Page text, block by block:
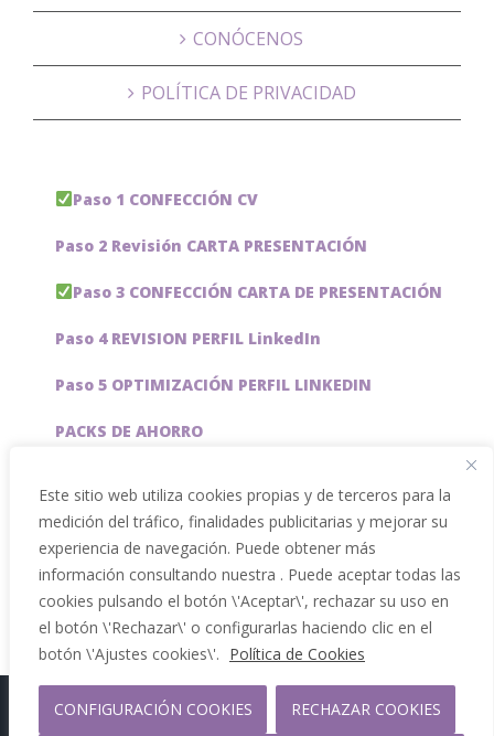
Este sitio web utiliza cookies propias y de terceros para la
medición del tráfico, finalidades publicitarias y mejorar su
experiencia de navegación. Puede obtener más
información consultando nuestra . Puede aceptar todas las
cookies pulsando el botón \'Aceptar\', rechazar su uso en
el botón \'Rechazar\' o configurarlas haciendo clic en el
botón \'Ajustes cookies\'. Política de Cookies
CONFIGURACIÓN COOKIES RECHAZAR COOKIES
CONÓCENOS
POLÍTICA DE PRIVACIDAD
Paso 1 CONFECCIÓN CV
Paso 2 Revisión CARTA PRESENTACIÓN
Paso 3 CONFECCIÓN CARTA DE PRESENTACIÓN
Paso 4 REVISION PERFIL LinkedIn
Paso 5 OPTIMIZACIÓN PERFIL LINKEDIN
PACKS DE AHORRO
Servicios especiales
Copyright 2012 - 2026 |